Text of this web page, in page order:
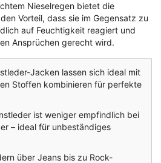
Nieselregen bietet die
Vorteil, dass sie im Gegensatz zu
auf Feuchtigkeit reagiert und
Ansprüchen gerecht wird.
Jacken lassen sich ideal mit
Stoffen kombinieren für perfekte
ist weniger empfindlich bei
– ideal für unbeständiges
über Jeans bis zu Rock-